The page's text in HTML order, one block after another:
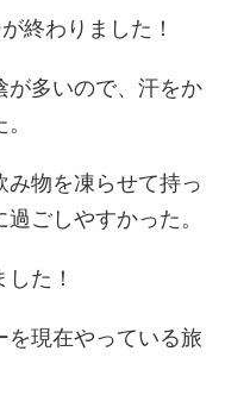
終わりました！
が多いので、汗をか
物を凍らせて持っ
ごしやすかった。
た！
を現在やっている旅